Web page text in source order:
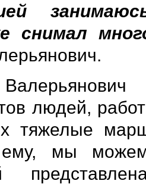
снимал
людей,
тяжелые
ему, мы